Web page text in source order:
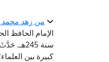
من زهد محمد
سنة
كبيرة بين